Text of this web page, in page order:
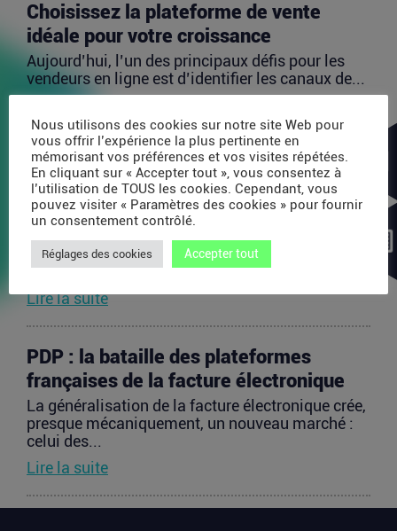
Choisissez la plateforme de vente
idéale pour votre croissance
Aujourd’hui, l’un des principaux défis pour les
vendeurs en ligne est d’identifier les canaux de...
Avec 35 millions de dollars, SAPIOM
veut devenir le contrôleur de gestion
des agents IA
Les agents IA peuvent enchaîner des dizaines
d’appels de modèles, utiliser des outils externes,
acheter...
Lire la suite
PDP : la bataille des plateformes
françaises de la facture électronique
La généralisation de la facture électronique crée,
presque mécaniquement, un nouveau marché :
celui des...
Lire la suite
Nous utilisons des cookies sur notre site Web pour
vous offrir l’expérience la plus pertinente en
mémorisant vos préférences et vos visites répétées.
En cliquant sur « Accepter tout », vous consentez à
l’utilisation de TOUS les cookies. Cependant, vous
pouvez visiter « Paramètres des cookies » pour fournir
un consentement contrôlé.
Réglages des cookies Accepter tout